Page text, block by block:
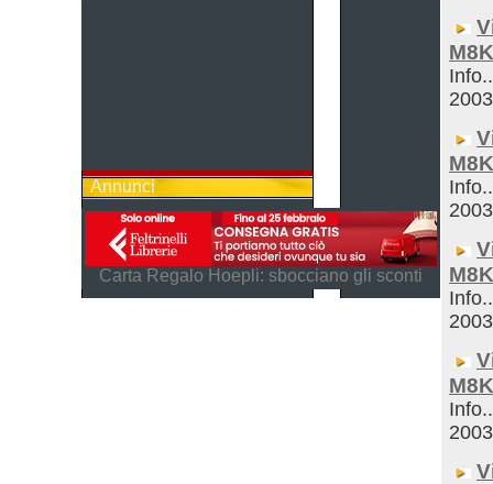
Annunci
Carta Regalo Hoepli: sbocciano gli sconti
2003
2003
2003
2003